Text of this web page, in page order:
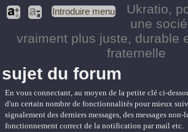
Introduire menu Ukratio,
une
vraiment plus juste, durable
fraternelle
sujet du forum
En vous connectant, au moyen de la petite clé ci-
d'un certain nombre de fonctionnalités pour mieux
signalement des derniers messages, des messages non-
fonctionnement correct de la notification par mail etc.